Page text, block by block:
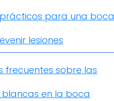
para una boca
lesiones
frecuentes sobre las
en la boca